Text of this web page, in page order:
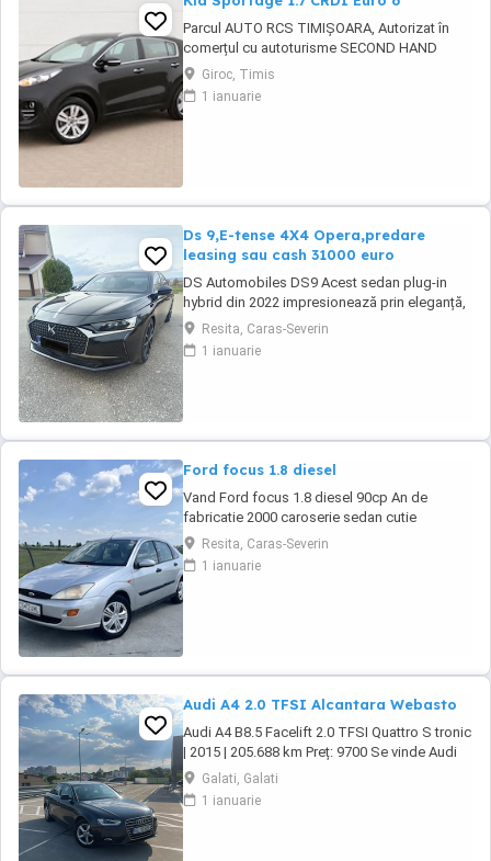
Parcul AUTO RCS TIMIȘOARA, Autorizat în
comerțul cu autoturisme SECOND HAND
IMPORT, - LIVRARE GRATUITĂ LA DOMICILIUL
CLIENTULUI (200KM) -Factura se va emite în
lei la cursul de vânzare euro al Bancii
Giroc, Timis
1 ianuarie
Ds 9,E-tense 4X4 Opera,predare
leasing sau cash 31000 euro
DS Automobiles DS9 Acest sedan plug-in
hybrid din 2022 impresionează prin eleganță,
tehnologie avansată și confort de top.
Vehiculul se remarcă prin dotări premium și o
experiență de condus rafinată, fiind potrivit
Resita, Caras-Severin
1 ianuarie
Ford focus 1.8 diesel
Vand Ford focus 1.8 diesel 90cp An de
fabricatie 2000 caroserie sedan cutie
manuala in cinci viteze Kilometraj 258.587 km,
reali. Se poate trimite in privat raport
carvetical. Proprietar din anul 2017. Interior
Resita, Caras-Severin
1 ianuarie
Audi A4 2.0 TFSI Alcantara Webasto
Audi A4 B8.5 Facelift 2.0 TFSI Quattro S tronic
| 2015 | 205.688 km Preț: 9700 Se vinde Audi
A4 B8.5 Facelift, an fabricație 2015, motor 2.0
TFSI benzină, cutie automată S tronic și
tracțiune Quattro. Mașina este într-o stare
Galati, Galati
1 ianuarie